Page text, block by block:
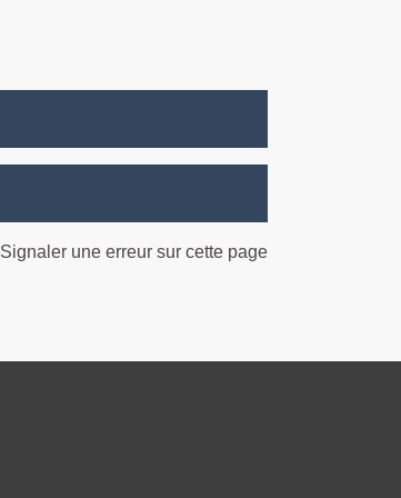
Signaler une erreur sur cette page